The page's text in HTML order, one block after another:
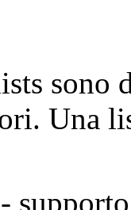
sono
Una
-